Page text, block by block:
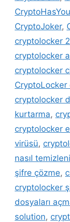
CryptoHasYou
CryptoJoker,
cryptolocker
cryptolocker
cryptolocker
CryptoLocker
cryptolocker
kurtarma,
cryptolocker
virüsü,
nasıl
şifre çözme,
cryptolocker
dosyaları
solution,